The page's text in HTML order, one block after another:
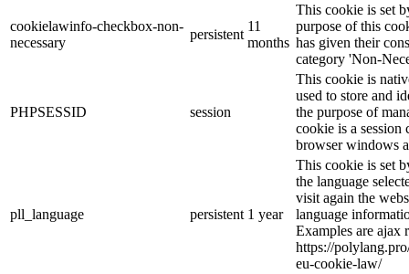
cookielawinfo-checkbox-non-
necessary
persistent
11
months
This cookie is set
purpose of this
has given their
category 'Non-
PHPSESSID session
This cookie is
used to store and
the purpose of
cookie is a session
browser windows
pll_language persistent 1 year
This cookie is set
the language
visit again the
language
Examples are ajax
https://
eu-cookie-law/